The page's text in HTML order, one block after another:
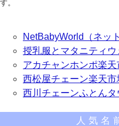
す。
NetBabyWorld（ネッ
授乳服とマタニティ
アカチャンホンポ楽天
西松屋チェーン楽天市
西川チェーンふとんタ
人気名